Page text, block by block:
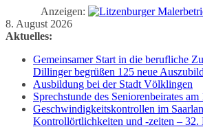
Anzeigen:
Zum
Inhalt
8. August 2026
Aktuelles:
Gemeinsamer Start in die berufliche
Dillinger begrüßen 125 neue
Ausbildung bei der Stadt Völklingen
Sprechstunde des Seniorenbeirates
Geschwindigkeitskontrollen im
Kontrollörtlichkeiten und -zeiten –